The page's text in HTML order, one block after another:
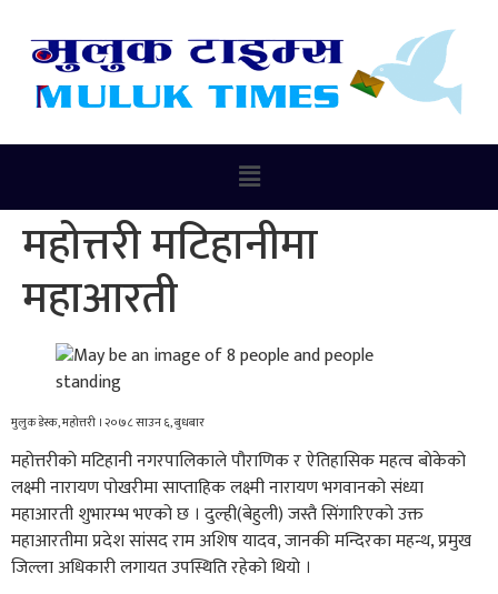
महोत्तरी मटिहानीमा
महाआरती
मुलुक डेस्क, महोत्तरी । २०७८ साउन ६, बुधबार
महोत्तरीको मटिहानी नगरपालिकाले पौराणिक र ऐतिहासिक महत्व बोकेको
लक्ष्मी नारायण पोखरीमा साप्ताहिक लक्ष्मी नारायण भगवानको संध्या
महाआरती शुभारम्भ भएको छ । दुल्ही(बेहुली) जस्तै सिंगारिएको उक्त
महाआरतीमा प्रदेश सांसद राम अशिष यादव, जानकी मन्दिरका महन्थ, प्रमुख
जिल्ला अधिकारी लगायत उपस्थिति रहेको थियो ।